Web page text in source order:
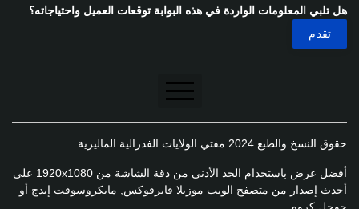
هل تلبي المعلومات الواردة في هذه البوابة توقعات العميل واحتياجاته؟
تنصل
سياسة الخصوصية
سياسة الخصوصية
حقوق النسخ والطبع 2024 مفتي الولايات الفدرالية الماليزية
أفضل عرض باستخدام الحد الأدنى من دقة الشاشة من 1920x1080 على
أحدث إصدار من متصفح الويب موزيلا فايرفوكس, مايكروسوفت إيدج أو
جوجل كروم